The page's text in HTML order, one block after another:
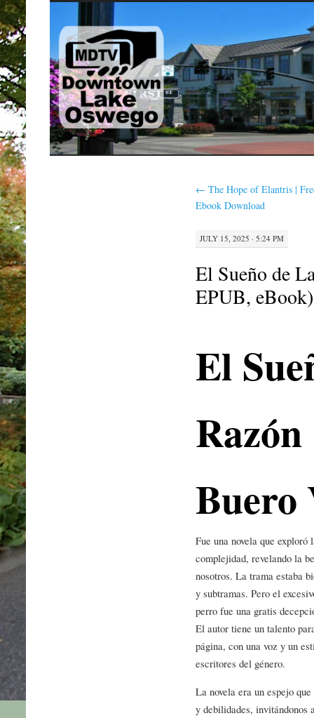
SKIP
TO
CONTENT
← The Hope of Elantris |
Ebook Download
JULY 15, 2025 · 5:24 PM
El Sueño de
EPUB, eBook)
El
Buero
Fue una novela que exploró
complejidad, revelando la
nosotros. La trama estaba
y subtramas. Pero el
perro fue una gratis
El autor tiene un talento
página, con una voz y un
escritores del género.
La novela era un espejo
y debilidades, invitándonos